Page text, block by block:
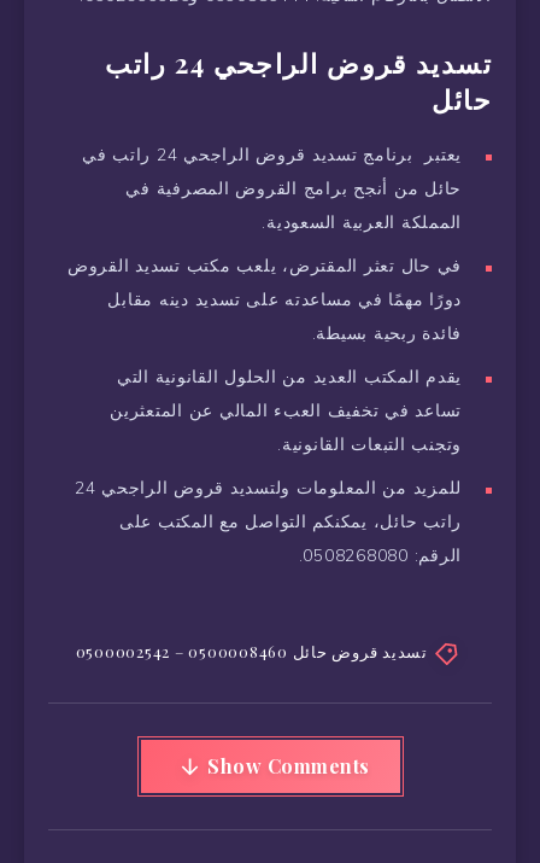
تسديد قروض الراجحي 24 راتب
حائل
يعتبر برنامج تسديد قروض الراجحي 24 راتب في
حائل من أنجح برامج القروض المصرفية في
المملكة العربية السعودية.
في حال تعثر المقترض، يلعب مكتب تسديد القروض
دورًا مهمًا في مساعدته على تسديد دينه مقابل
فائدة ربحية بسيطة.
يقدم المكتب العديد من الحلول القانونية التي
تساعد في تخفيف العبء المالي عن المتعثرين
وتجنب التبعات القانونية.
للمزيد من المعلومات ولتسديد قروض الراجحي 24
راتب حائل، يمكنكم التواصل مع المكتب على
الرقم: 0508268080.
تسديد قروض حائل 0500008460 – 0500002542
Show Comments